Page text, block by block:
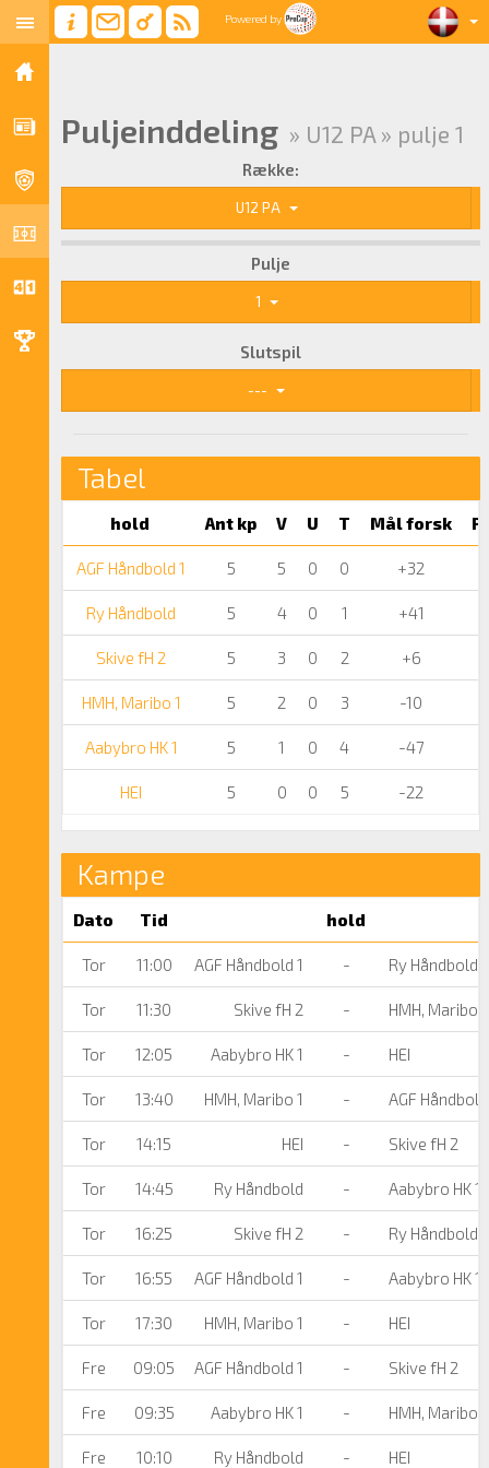
Powered by
Puljeinddeling » U12 PA » pulje 1
Række:
U12 PA
Pulje
1
Slutspil
---
Tabel
hold Ant kp V U T Mål forsk
AGF Håndbold 1 5 5 0 0 +32
Ry Håndbold 5 4 0 1 +41
Skive fH 2 5 3 0 2 +6
HMH, Maribo 1 5 2 0 3 -10
Aabybro HK 1 5 1 0 4 -47
HEI 5 0 0 5 -22
Kampe
Dato Tid hold
Tor 11:00 AGF Håndbold 1 - Ry Håndbold
Tor 11:30 Skive fH 2 - HMH, Maribo 1
Tor 12:05 Aabybro HK 1 - HEI
Tor 13:40 HMH, Maribo 1 - AGF Håndbold
Tor 14:15 HEI - Skive fH 2
Tor 14:45 Ry Håndbold - Aabybro HK 1
Tor 16:25 Skive fH 2 - Ry Håndbold
Tor 16:55 AGF Håndbold 1 - Aabybro HK 1
Tor 17:30 HMH, Maribo 1 - HEI
Fre 09:05 AGF Håndbold 1 - Skive fH 2
Fre 09:35 Aabybro HK 1 - HMH, Maribo 1
Fre 10:10 Ry Håndbold - HEI